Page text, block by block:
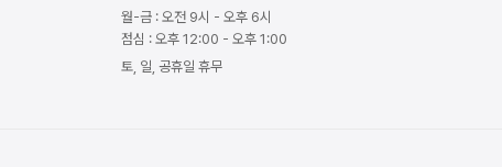
월-금 : 오전 9시 - 오후 6시
점심 : 오후 12:00 - 오후 1:00
토, 일, 공휴일 휴무